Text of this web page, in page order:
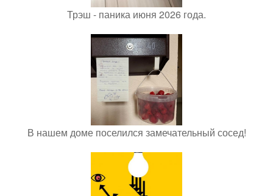
Трэш - паника июня 2026 года.
В нашем доме поселился замечательный сосед!